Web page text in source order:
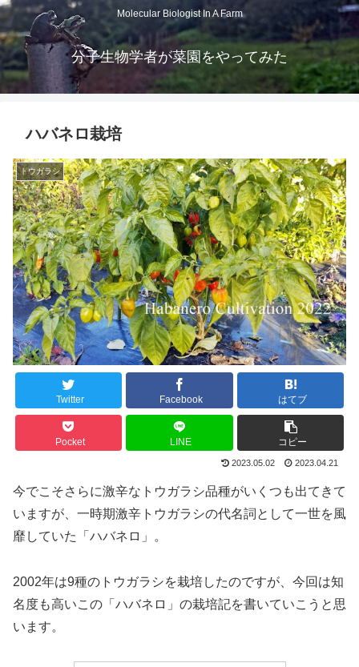
Molecular Biologist In A Farm
分子生物学者が菜園をやってみた
ハバネロ栽培
トウガラシ
Twitter Facebook はてブ
Pocket LINE コピー
2023.05.02 2023.04.21
今でこそさらに激辛なトウガラシ品種がいくつも出てきて
いますが、一時期激辛トウガラシの代名詞として一世を風
靡していた「ハバネロ」。
2002年は9種のトウガラシを栽培したのですが、今回は知
名度も高いこの「ハバネロ」の栽培記を書いていこうと思
います。